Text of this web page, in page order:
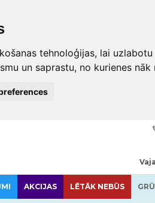
tehnoloģijas, lai
un saprastu, no kurienes nāk
AKCIJAS LĒTĀK NEBŪS